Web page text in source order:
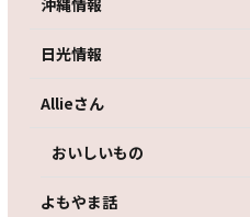
沖縄情報
日光情報
Allieさん
おいしいもの
よもやま話